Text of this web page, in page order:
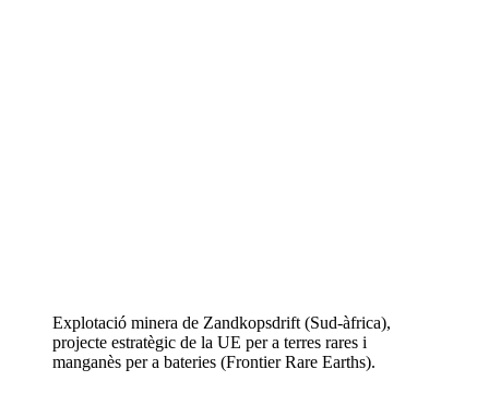
Explotació minera de Zandkopsdrift (Sud-àfrica),
projecte estratègic de la UE per a terres rares i
manganès per a bateries (Frontier Rare Earths).